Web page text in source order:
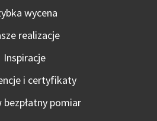
wycena
realizacje
Inspiracje
i certyfikaty
bezpłatny pomiar